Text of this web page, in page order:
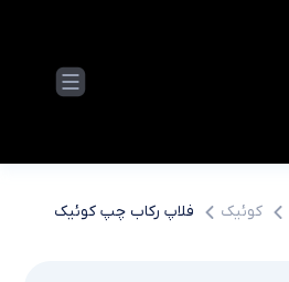
کوئیک فلاپ رکاب چپ کوئیک